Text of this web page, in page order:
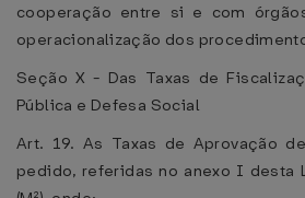
cooperação entre si e com
operacionalização dos
Seção X - Das Taxas de
Pública e Defesa Social
Art. 19. As Taxas de Aprovação
pedido, referidas no anexo I desta